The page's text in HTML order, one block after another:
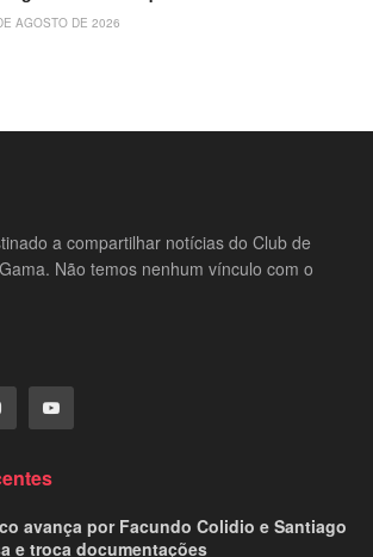
AGOSTO DE 2026
a compartilhar notícias do Club de
Não temos nenhum vínculo com o
avança por Facundo Colidio e Santiago
e troca documentações